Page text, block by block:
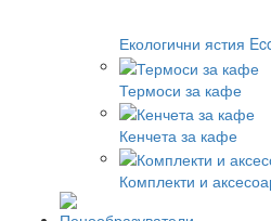
Екологични ястия
Термоси за кафе
Кенчета за кафе
Комплекти и